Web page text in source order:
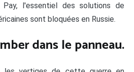
l'essentiel des solutions de
sont bloquées en Russie.
dans le panneau.